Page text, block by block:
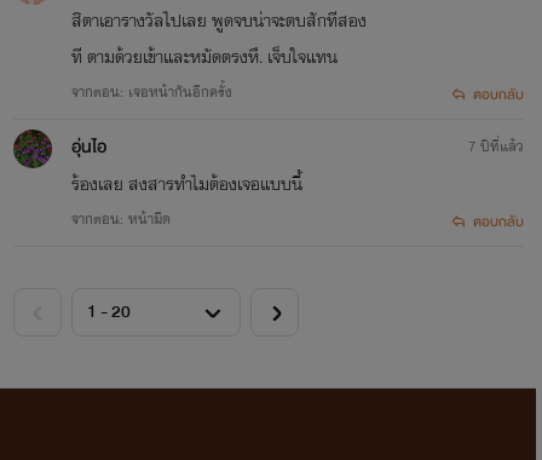
สิตาเอารางวัลไปเลย พูดจบน่าจะตบสักทีสอง
ที ตามด้วยเข้าและหมัดตรงหึ. เจ็บใจแทน
จากตอน: เจอหน้ากันอีกครั้ง ตอบกลับ
อุ่นไอ
ร้องเลย สงสารทำไมต้องเจอแบบนี้
จากตอน: หน้ามืด
7 ปีที่แล้ว
ตอบกลับ